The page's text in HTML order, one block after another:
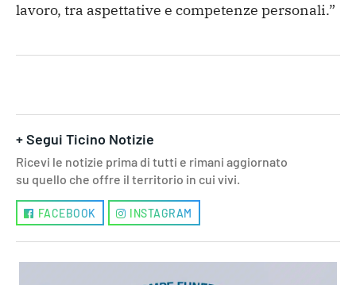
lavoro, tra aspettative e competenze personali.”
+ Segui Ticino Notizie
Ricevi le notizie prima di tutti e rimani aggiornato
su quello che offre il territorio in cui vivi.
FACEBOOK INSTAGRAM